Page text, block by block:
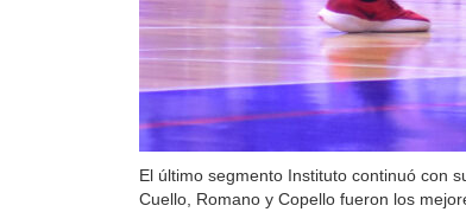
El último segmento Instituto continuó con
Cuello, Romano y Copello fueron los